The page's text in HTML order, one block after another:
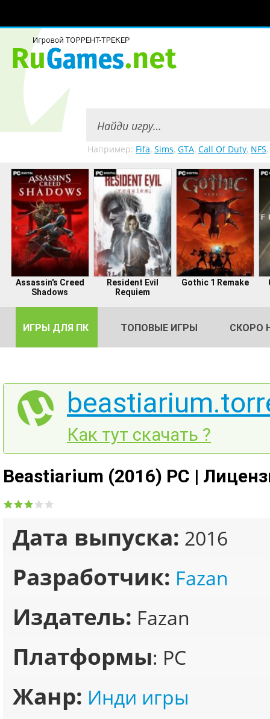
Например: Fifa, Sims, GTA, Call Of Duty, NFS,
Assassin's Creed
Shadows
Resident Evil
Requiem
Gothic 1 Remake
ИГРЫ ДЛЯ ПК ТОПОВЫЕ ИГРЫ СКОРО
Как тут скачать ?
Beastiarium (2016) PC |
Дата выпуска: 2016
Разработчик: Fazan
Издатель: Fazan
Платформы: PC
Жанр: Инди игры